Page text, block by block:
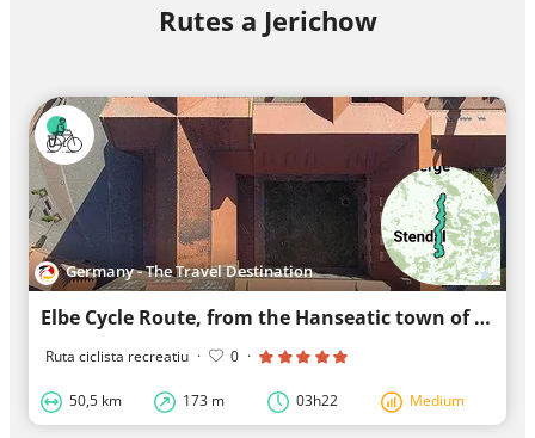
Rutes a Jerichow
Germany - The Travel Destination
Elbe Cycle Route, from the Hanseatic town of Havelberg to Jerichow Monastery
Ruta ciclista recreatiu · 0 ·
50,5 km 173 m 03h22 Medium